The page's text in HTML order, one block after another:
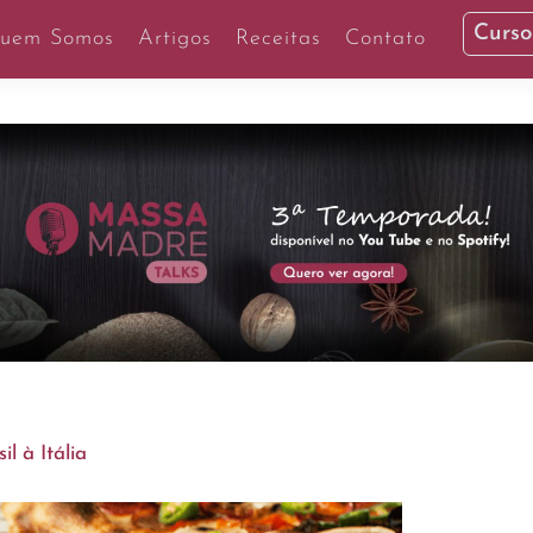
Somos Artigos Receitas Contato
à Itália